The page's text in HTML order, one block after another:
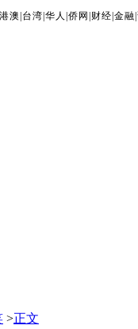
港澳 台湾 |华人 |侨网 财经 |金融 |
>正文